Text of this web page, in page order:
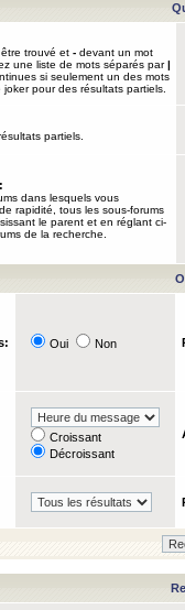
trouvé et - devant un mot
une liste de mots séparés par|
si seulement un des mots
pour des résultats partiels.
partiels.
dans lesquels vous
rapidité, tous les sous-forums
le parent et en réglant ci-
de la recherche.
Oui Non
Croissant
Décroissant